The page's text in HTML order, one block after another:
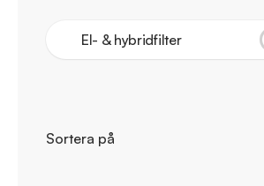
El- & hybridfilter
Sortera på